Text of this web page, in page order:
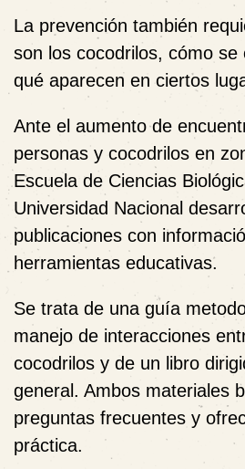
La prevención también
son los cocodrilos, cómo
qué aparecen en ciertos
Ante el aumento de
personas y cocodrilos en
Escuela de Ciencias
Universidad Nacional
publicaciones con
herramientas educativas.
Se trata de una guía
manejo de interacciones
cocodrilos y de un libro
general. Ambos materiales
preguntas frecuentes y
práctica.